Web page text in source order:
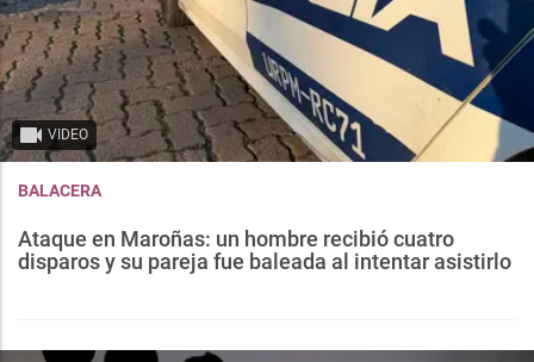
VIDEO
BALACERA
Ataque en Maroñas: un hombre recibió cuatro
disparos y su pareja fue baleada al intentar asistirlo